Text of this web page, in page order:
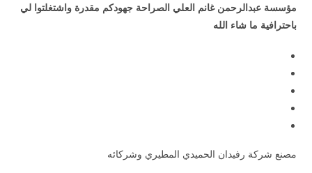
مؤسسة عبدالرحمن غانم العلي الصراحة جهودكم مقدرة واشتغلتوا لي
باحترافية ما شاء الله
مصنع شركة رفيدان الحميدي المطيري وشركائه